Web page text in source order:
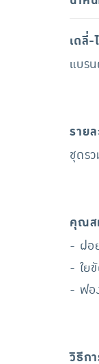
เดลี่
แบร
ราย
ชุดร
คุณส
- ฝอ
- ใย
- ฟอ
วิธีก